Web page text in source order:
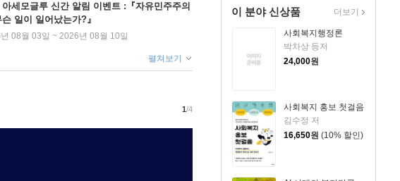
이 분야 신상품
사회복지행정론
박차상 등저
24,000원
사회복지 홍보 첫걸음
김수정 저
16,650원 (10% 할인)
더보기
세모글루 신간 알림 이벤트 :『자유민주주의
일이 일어났는가?』
08월 03일 ~ 2026년 08월 10일
펼쳐보기
1/4